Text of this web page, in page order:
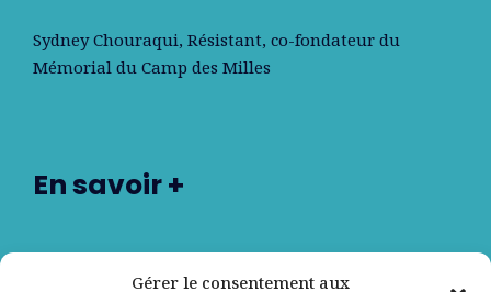
Gérer le consentement aux
Sydney Chouraqui, Résistant, co-fondateur du
Mémorial du Camp des Milles
En savoir +
Nos partenaires